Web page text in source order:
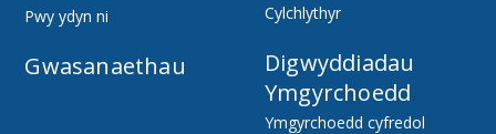
Pwy ydyn ni
Gwasanaethau
Cylchlythyr
Digwyddiadau
Ymgyrchoedd
Ymgyrchoedd cyfredol